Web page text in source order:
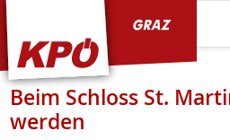
Beim Schloss St.
werden